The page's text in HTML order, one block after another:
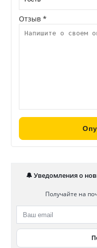
Отзыв *
🔔 Уведомления о
Получайте на